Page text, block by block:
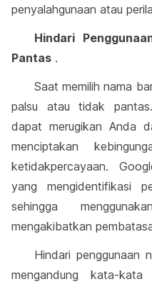
penyalahgunaan atau
Hindari
Pantas .
Saat memilih nama
palsu atau tidak
dapat merugikan Anda
menciptakan
ketidakpercayaan.
yang mengidentifikasi
sehingga
mengakibatkan
Hindari penggunaan
mengandung kata-